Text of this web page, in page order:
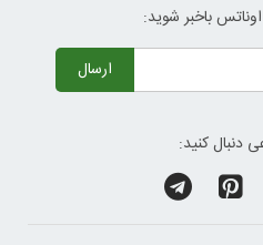
باخبر شوید:
ارسال
دنبال کنید: